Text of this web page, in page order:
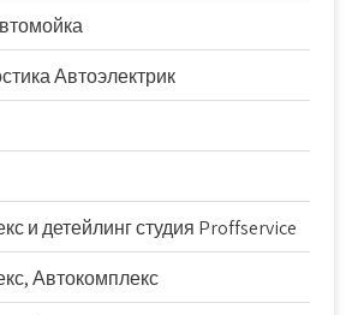
Автоэлектрик
и детейлинг студия Proffservice
Автокомплекс